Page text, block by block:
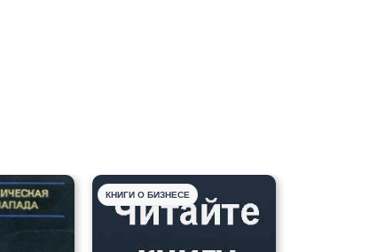
КНИГИ О БИЗНЕСЕ